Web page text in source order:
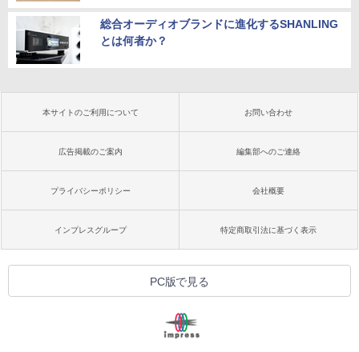
総合オーディオブランドに進化するSHANLING
とは何者か？
本サイトのご利用について お問い合わせ
広告掲載のご案内 編集部へのご連絡
プライバシーポリシー 会社概要
インプレスグループ 特定商取引法に基づく表示
PC版で見る